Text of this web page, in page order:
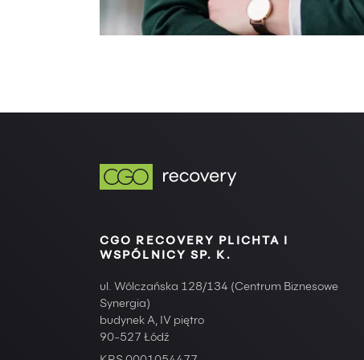
CGO RECOVERY PLICHTA I
WSPÓLNICY SP. K.
ul. Wólczańska 128/134 (Centrum Biznesowe
Synergia)
budynek A, IV piętro
90-527 Łódź